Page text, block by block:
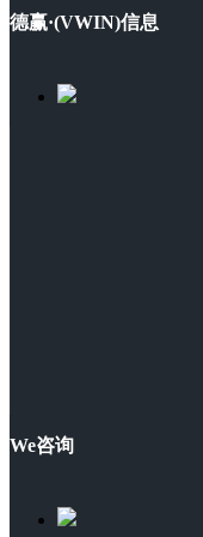
德赢·(VWIN)信息
We咨询